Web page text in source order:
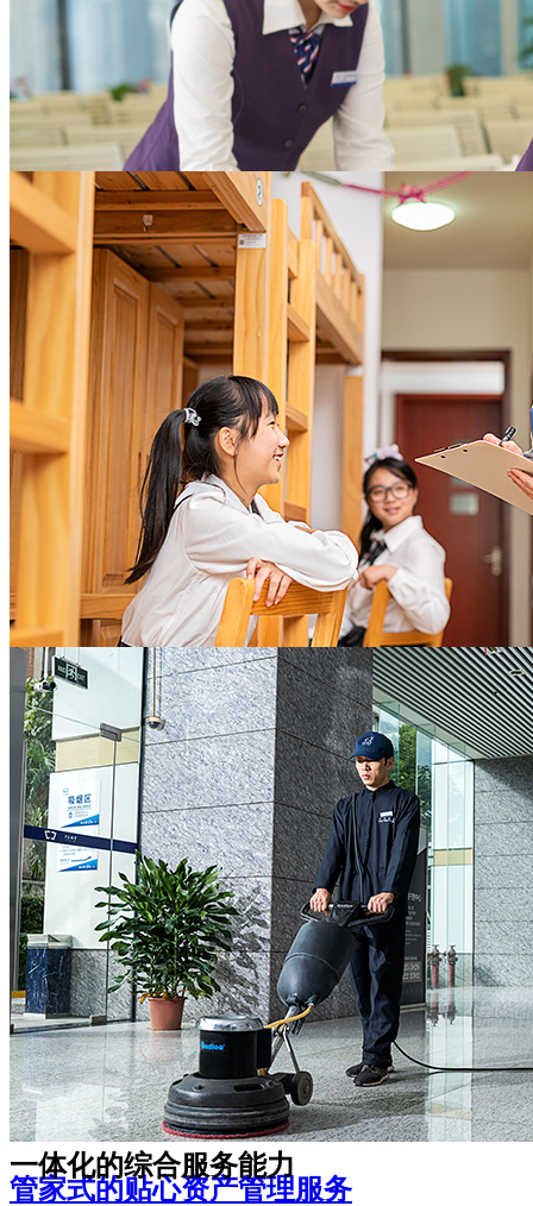
助力实现物业资产价值
体系化的招商支持策略，完善的案场服务及全权
托管
长期良好的租户满意度，稳健的租金回报率，充
分实现地产资产保值增值
地产开发商
值得信赖的全面后勤保障
灵活敏捷的响应速度，严谨精细的业务技能，敬
业高效的服务意识
是随时在您身边的可靠伙伴
机关事业单位
助力教学开展，守护校园欢笑
协助校方办校理念的实施，教学活动的开展
全力营造校园舒心环境及师生和睦氛围，让老师
宽心、家长安心、学生倍感温馨
教育院校
管家式的贴心资产管理服务
一体化的综合服务能力